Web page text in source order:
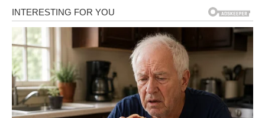
nesigurnosti.
Poruka:Ne ignoriši ono što ti srce govori.
Rak – KARTA: DOM +
VERENOST